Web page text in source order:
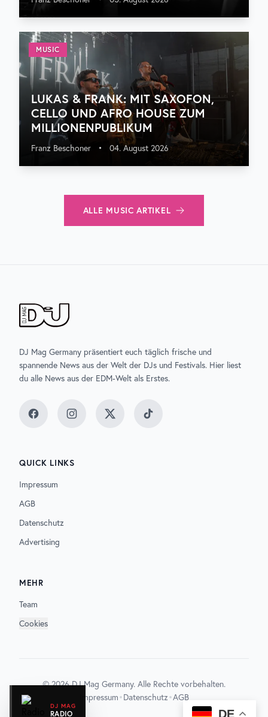
DJ MAG
RADIO
MUSIC
LUKAS & FRANK: MIT SAXOFON,
CELLO UND AFRO HOUSE ZUM
MILLIONENPUBLIKUM
Franz Beschoner • 04. August 2026
ALLE MUSIC ARTIKEL
DE
DJ Mag Germany präsentiert euch täglich frische und
spannende News aus der Welt der DJs und Festivals. Hier liest
du alle News aus der EDM-Welt als Erstes.
FacebookInstagramTwitter TikTok
QUICK LINKS
Impressum
AGB
Datenschutz
Advertising
MEHR
Team
Cookies
©2026DJ Mag Germany. Alle Rechte vorbehalten.
Impressum•Datenschutz•AGB